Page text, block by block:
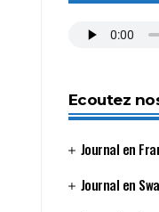
Ecoutez
Journal en
Journal en